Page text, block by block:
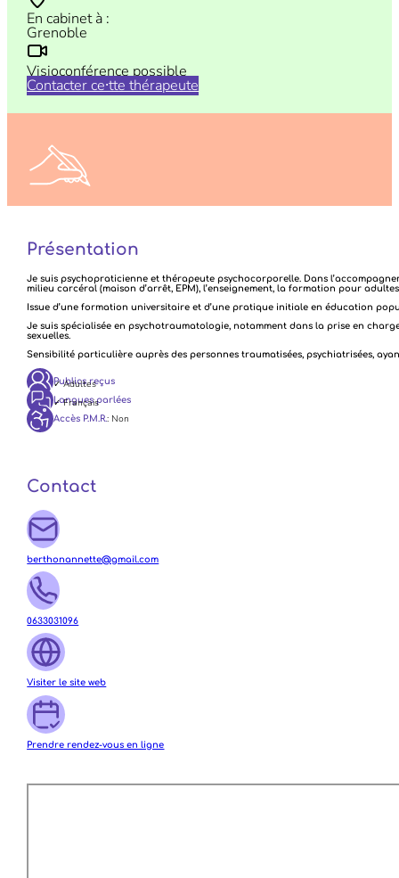
En cabinet à :
Grenoble
Visioconférence possible
Contacter ce⸱tte thérapeute
Présentation
Je suis psychopraticienne et thérapeute psychocorporelle. Dans
milieu carcéral (maison d’arrêt, EPM), l’enseignement, la formation pour
Issue d’une formation universitaire et d’une pratique initiale en éducation
Je suis spécialisée en psychotraumatologie, notamment dans la prise en
sexuelles.
Sensibilité particulière auprès des personnes traumatisées, psychiatrisées,
Publics reçus
✓ Adultes
Langues parlées
✓ Français
Accès P.M.R.: Non
Contact
berthonannette@gmail.com
0633031096
Visiter le site web
Prendre rendez-vous en ligne